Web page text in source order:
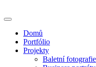
to
Domů
Portfólio
Projekty
Baletní fotografie